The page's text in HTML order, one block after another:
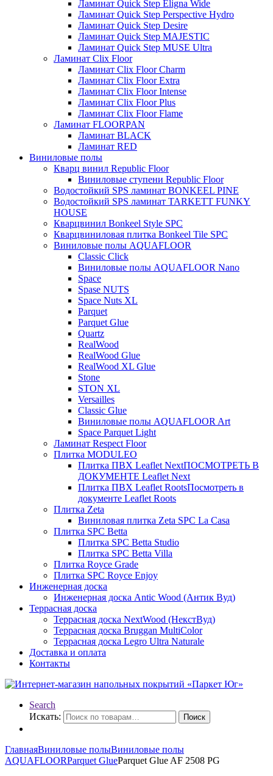
Ламинат Quick Step Eligna Wide
Ламинат Quick Step Perspective Hydro
Ламинат Quick Step Desire
Ламинат Quick Step MAJESTIC
Ламинат Quick Step MUSE Ultra
Ламинат Clix Floor
Ламинат Clix Floor Charm
Ламинат Clix Floor Extra
Ламинат Clix Floor Intense
Ламинат Clix Floor Plus
Ламинат Clix Floor Flame
Ламинат FLOORPAN
Ламинат BLACK
Ламинат RED
Виниловые полы
Кварц винил Republic Floor
Виниловые ступени Republic Floor
Водостойкий SPS ламинат BONKEEL PINE
Водостойкий SPS ламинат TARKETT FUNKY
HOUSE
Кварцвинил Bonkeel Style SPC
Кварцвиниловая плитка Bonkeel Tile SPC
Виниловые полы AQUAFLOOR
Classic Click
Виниловые полы AQUAFLOOR Nano
Space
Spase NUTS
Space Nuts XL
Parquet
Parquet Glue
Quartz
RealWood
RealWood Glue
RealWood XL Glue
Stone
STON XL
Versailles
Classic Glue
Виниловые полы AQUAFLOOR Art
Space Parquet Light
Ламинат Respect Floor
Плитка MODULEO
Плитка ПВХ Leaflet NextПОСМОТРЕТЬ В
ДОКУМЕНТЕ Leaflet Next
Плитка ПВХ Leaflet RootsПосмотреть в
документе Leaflet Roots
Плитка Zeta
Виниловая плитка Zeta SPC La Casa
Плитка SPC Betta
Плитка SPC Betta Studio
Плитка SPC Betta Villa
Плитка Royce Grade
Плитка SPC Royce Enjoy
Инженерная доска
Инженерная доска Antic Wood (Антик Вуд)
Террасная доска
Террасная доска NextWood (НекстВуд)
Террасная доска Bruggan MultiColor
Террасная доска Legro Ultra Naturale
Доставка и оплата
Контакты
Search
Искать:
Поиск
ГлавнаяВиниловые полыВиниловые полы
AQUAFLOORParquet GlueParquet Glue AF 2508 PG